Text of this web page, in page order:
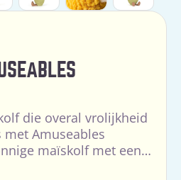
die overal vrolijkheid
met Amuseables
maïskolf met een
In zijn